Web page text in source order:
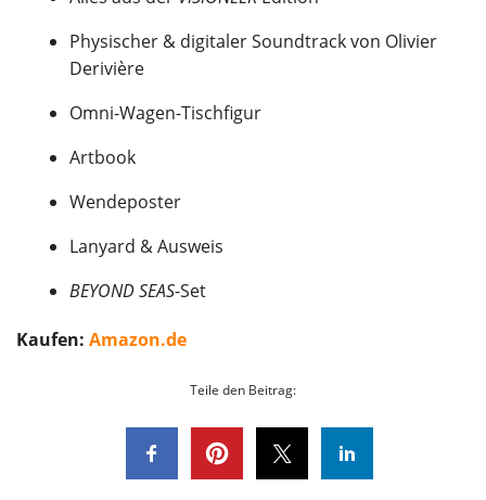
Physischer & digitaler Soundtrack von Olivier
Derivière
Omni-Wagen-Tischfigur
Artbook
Wendeposter
Lanyard & Ausweis
BEYOND SEAS-Set
Kaufen: Amazon.de
Teile den Beitrag: